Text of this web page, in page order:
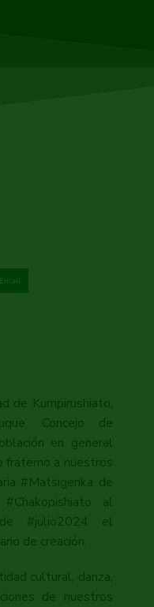
Email
de Kumpirushiato,
Concejo de
en general
fraterno a nuestros
#Matsigenka de
al
#julio2024 el
de creación.
cultural, danza,
de nuestros